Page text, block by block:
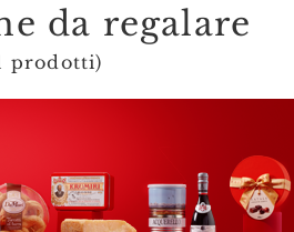
da regalare
prodotti)